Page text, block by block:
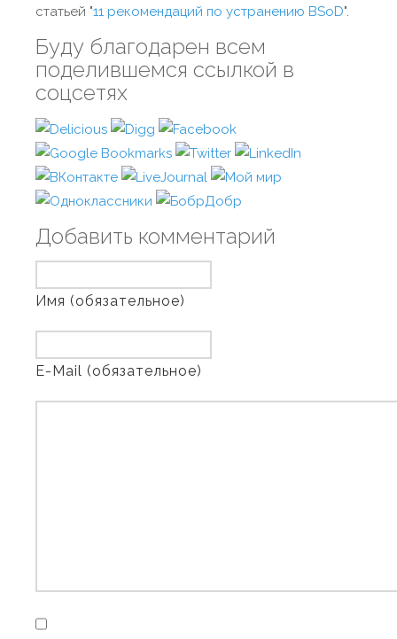
статьей "11 рекомендаций по устранению BSoD".
Буду благодарен всем
поделившемся ссылкой в
соцсетях
Добавить комментарий
Имя (обязательное)
E-Mail (обязательное)